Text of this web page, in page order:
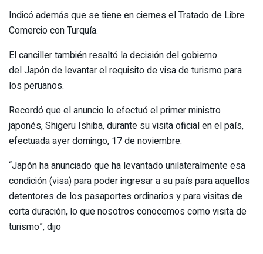
Indicó además que se tiene en ciernes el Tratado de Libre
Comercio con Turquía.
El canciller también resaltó la decisión del gobierno
del Japón de levantar el requisito de visa de turismo para
los peruanos.
Recordó que el anuncio lo efectuó el primer ministro
japonés, Shigeru Ishiba, durante su visita oficial en el país,
efectuada ayer domingo, 17 de noviembre.
“Japón ha anunciado que ha levantado unilateralmente esa
condición (visa) para poder ingresar a su país para aquellos
detentores de los pasaportes ordinarios y para visitas de
corta duración, lo que nosotros conocemos como visita de
turismo”, dijo